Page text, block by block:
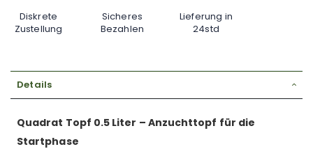
Diskrete
Zustellung
Sicheres
Bezahlen
Lieferung in
24std
Details
Quadrat Topf 0.5 Liter – Anzuchttopf für die
Startphase